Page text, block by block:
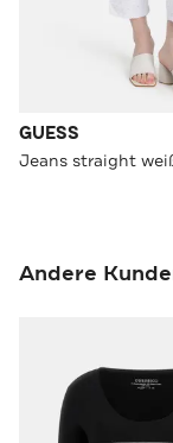
GUESS
Jeans straight
Andere